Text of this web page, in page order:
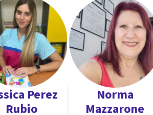
Perez
Rubio
Norma
Mazzarone